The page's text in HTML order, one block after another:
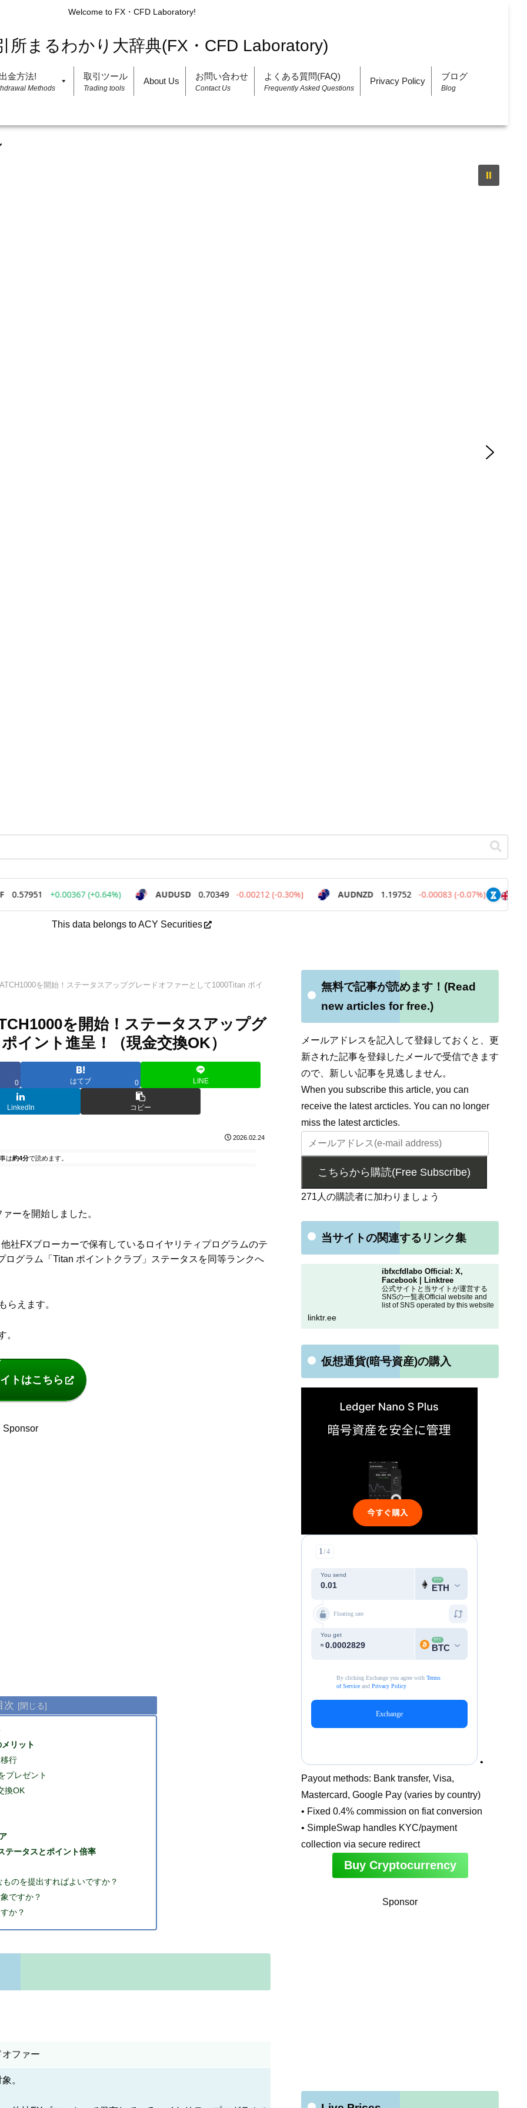
Welcome to FX・CFD Laboratory!
金方法!
Methods
取引ツール
Trading tools
About Us お問い合わせ
Contact Us
よくある質問(FAQ)
Frequently Asked Questions
Privacy Policy ブログ
Blog
This data belongs to ACY Securities
を開始！ステータスアップグレードオファーとして1000Titan ポイ
を開始！ステータスアップグ
イント進呈！（現金交換OK）
0 はてブ 0 LINE
LinkedIn コピー
2026.02.24
は約4分で読めます。
ーを開始しました。
社FXブローカーで保有しているロイヤリティプログラムのテ
グラム「Titan ポイントクラブ」ステータスを同等ランクへ
らえます。
。
トはこちら
Sponsor
次
リット
行
プレゼント
換OK
テータスとポイント倍率
のを提出すればよいですか？
ですか？
か？
ファー
。
無料で記事が読めます！(Read
new articles for free.)
メールアドレスを記入して登録しておくと、更
新された記事を登録したメールで受信できます
ので、新しい記事を見逃しません。
When you subscribe this article, you can
receive the latest arcticles. You can no longer
miss the latest arcticles.
こちらから購読(Free Subscribe)
271人の購読者に加わりましょう
当サイトの関連するリンク集
ibfxcfdlabo Official: X,
Facebook | Linktree
公式サイトと当サイトが運営する
SNSの一覧表Official website and
list of SNS operated by this website
linktr.ee
仮想通貨(暗号資産)の購入
•
Payout methods: Bank transfer, Visa,
Mastercard, Google Pay (varies by country)
• Fixed 0.4% commission on fiat conversion
• SimpleSwap handles KYC/payment
collection via secure redirect
Buy Cryptocurrency
Sponsor